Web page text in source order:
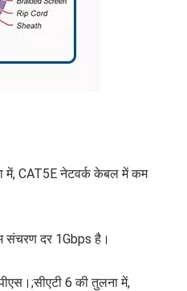
में, CAT5E नेटवर्क केबल में कम
संचरण दर 1Gbps है।
;सीएटी 6 की तुलना में,